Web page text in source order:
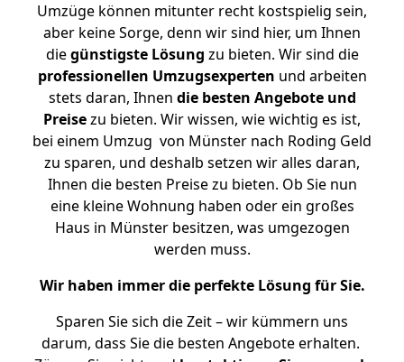
Umzüge können mitunter recht kostspielig sein,
aber keine Sorge, denn wir sind hier, um Ihnen
diegünstigste Lösung zu bieten. Wir sind die
professionellen Umzugsexperten und arbeiten
stets daran, Ihnen die besten Angebote und
Preisezu bieten. Wir wissen, wie wichtig es ist,
bei einem Umzug von Münster nach Roding Geld
zu sparen, und deshalb setzen wir alles daran,
Ihnen die besten Preise zu bieten. Ob Sie nun
eine kleine Wohnung haben oder ein großes
Haus in Münster besitzen, was umgezogen
werden muss.
Wir haben immer die perfekte Lösung für Sie.
Sparen Sie sich die Zeit – wir kümmern uns
darum, dass Sie die besten Angebote erhalten.